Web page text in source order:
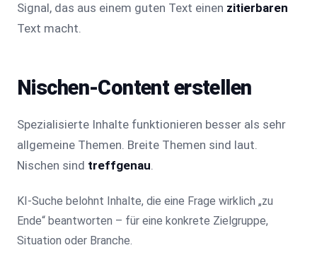
Signal, das aus einem guten Text einen zitierbaren
Text macht.
Nischen-Content erstellen
Spezialisierte Inhalte funktionieren besser als sehr
allgemeine Themen. Breite Themen sind laut.
Nischen sind treffgenau
KI-Suche belohnt Inhalte, die eine Frage wirklich „zu
Ende“ beantworten – für eine konkrete Zielgruppe,
Situation oder Branche.